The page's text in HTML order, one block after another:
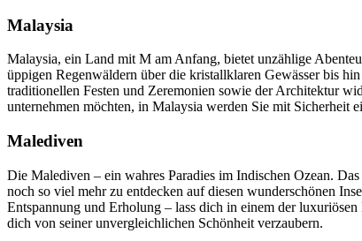
Malaysia
Malaysia, ein Land mit M am Anfang, bietet unzählige
üppigen Regenwäldern über die kristallklaren Gewässer bis
traditionellen Festen und Zeremonien sowie der Architektur
unternehmen möchten, in Malaysia werden Sie mit Sicherheit
Malediven
Die Malediven – ein wahres Paradies im Indischen Ozean.
noch so viel mehr zu entdecken auf diesen wunderschönen
Entspannung und Erholung – lass dich in einem der
dich von seiner unvergleichlichen Schönheit verzaubern.